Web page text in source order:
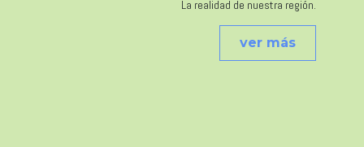
La realidad de nuestra región.
ver más